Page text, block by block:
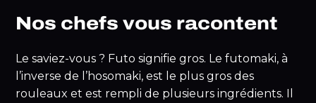
Nos chefs vous racontent
Le saviez-vous ? Futo signifie gros. Le futomaki, à
l’inverse de l’hosomaki, est le plus gros des
rouleaux et est rempli de plusieurs ingrédients. Il